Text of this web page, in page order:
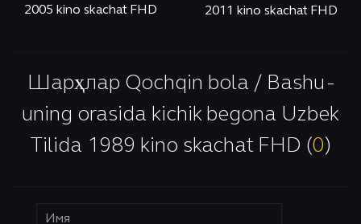
2005 kino skachat FHD
2011 kino skachat FHD
Шарҳлар Qochqin bola / Bashu -
uning orasida kichik begona Uzbek
Tilida 1989 kino skachat FHD (0 )